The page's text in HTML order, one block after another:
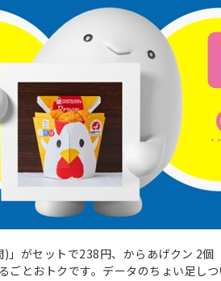
がセットで238円、からあげクン 2
とおトクです。データのちょい足し